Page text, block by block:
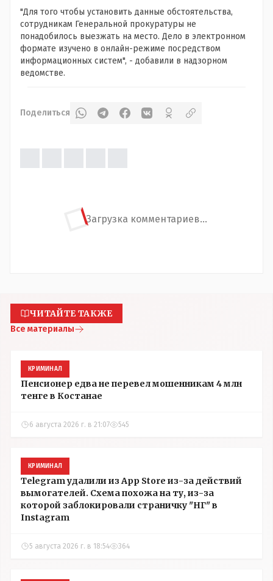
"Для того чтобы установить данные обстоятельства,
сотрудникам Генеральной прокуратуры не
понадобилось выезжать на место. Дело в электронном
формате изучено в онлайн-режиме посредством
информационных систем", - добавили в надзорном
ведомстве.
Поделиться
Загрузка комментариев...
ЧИТАЙТЕ ТАКЖЕ
Все материалы
КРИМИНАЛ
Пенсионер едва не перевел мошенникам 4 млн
тенге в Костанае
6 августа 2026 г. в 21:07 545
КРИМИНАЛ
Telegram удалили из App Store из-за действий
вымогателей. Схема похожа на ту, из-за
которой заблокировали страничку "НГ" в
Instagram
5 августа 2026 г. в 18:54 364